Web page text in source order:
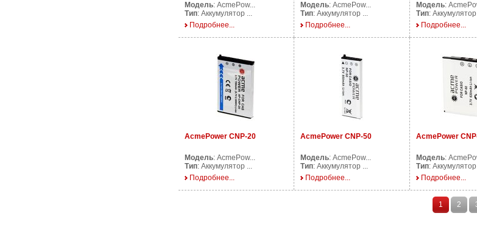
Модель: AcmePow...
Тип: Аккумулятор ...
Подробнее...
Модель: AcmePow...
Тип: Аккумулятор ...
Подробнее...
Модель:
Тип:
Подробнее...
AcmePower CNP-20
Модель: AcmePow...
Тип: Аккумулятор ...
Подробнее...
AcmePower CNP-50
Модель: AcmePow...
Тип: Аккумулятор ...
Подробнее...
AcmePower
Модель:
Тип:
Подробнее...
1 2